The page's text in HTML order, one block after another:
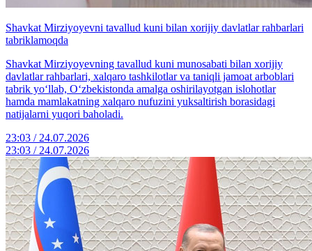
Shavkat Mirziyoyevni tavallud kuni bilan xorijiy davlatlar rahbarlari
tabriklamoqda
Shavkat Mirziyoyevning tavallud kuni munosabati bilan xorijiy
davlatlar rahbarlari, xalqaro tashkilotlar va taniqli jamoat arboblari
tabrik yo‘llab, O‘zbekistonda amalga oshirilayotgan islohotlar
hamda mamlakatning xalqaro nufuzini yuksaltirish borasidagi
natijalarni yuqori baholadi.
23:03 / 24.07.2026
23:03 / 24.07.2026